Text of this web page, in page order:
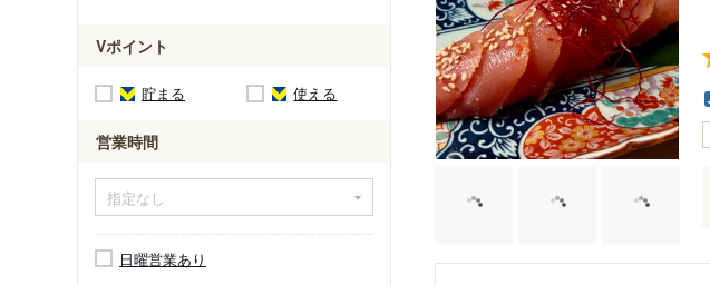
Vポイント
貯まる 使える
営業時間
日曜営業あり